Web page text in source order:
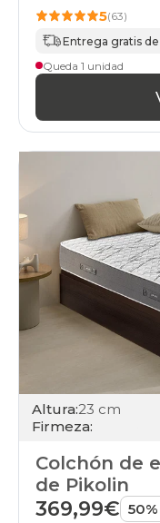
5(63)
Entrega gratis
Queda 1 unidad
Altura:23 cm
Firmeza:
Colchón de
de Pikolin
369,99€